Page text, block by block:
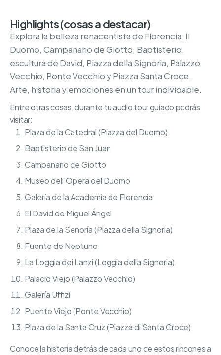
Highlights (cosas a destacar)
Explora la belleza renacentista de Florencia: Il
Duomo, Campanario de Giotto, Baptisterio,
escultura de David, Piazza della Signoria, Palazzo
Vecchio, Ponte Vecchio y Piazza Santa Croce.
Arte, historia y emociones en un tour inolvidable.
Entre otras cosas, durante tu audio tour guiado podrás
visitar:
Plaza de la Catedral (Piazza del Duomo)
Baptisterio de San Juan
Campanario de Giotto
Museo dell'Opera del Duomo
Galería de la Academia de Florencia
El David de Miguel Ángel
Plaza de la Señoría (Piazza della Signoria)
Fuente de Neptuno
La Loggia dei Lanzi (Loggia della Signoria)
Palacio Viejo (Palazzo Vecchio)
Galería Uffizi
Puente Viejo (Ponte Vecchio)
Plaza de la Santa Cruz (Piazza di Santa Croce)
Conoce la historia detrás de cada uno de estos rincones a